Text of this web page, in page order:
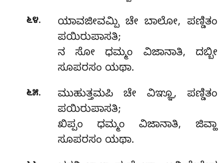
೬೪.
ಯಾವಜೀವಮ್ಪಿ ಚೇ ಬಾಲೋ, ಪಣ್ಡಿತಂ
ಪಯಿರುಪಾಸತಿ;
ನ ಸೋ ಧಮ್ಮಂ ವಿಜಾನಾತಿ, ದಬ್ಬೀ
ಸೂಪರಸಂ ಯಥಾ.
೬೫. ಮುಹುತ್ತಮಪಿ ಚೇ ವಿಞ್ಞೂ, ಪಣ್ಡಿತಂ
ಪಯಿರುಪಾಸತಿ;
ಖಿಪ್ಪಂ ಧಮ್ಮಂ ವಿಜಾನಾತಿ, ಜಿವ್ಹಾ
ಸೂಪರಸಂ ಯಥಾ.